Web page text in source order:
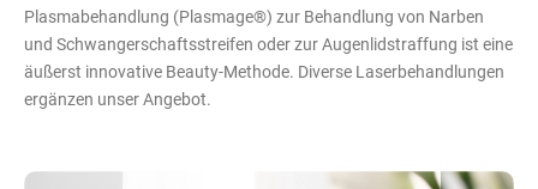
Plasmabehandlung (Plasmage®) zur Behandlung von Narben
und Schwangerschaftsstreifen oder zur Augenlidstraffung ist eine
äußerst innovative Beauty-Methode. Diverse Laserbehandlungen
ergänzen unser Angebot.